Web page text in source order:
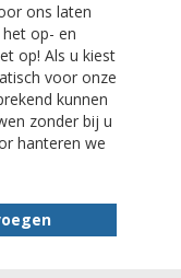
ons laten
op- en
op! Als u kiest
voor onze
kunnen
zonder bij u
hanteren we